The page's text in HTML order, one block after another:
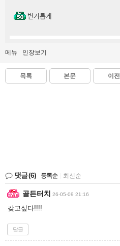
번거롭게
메뉴 인장보기
목록 본문 이전
댓글(6) 등록순 최신순
골든터치 26-05-09 21:16
갖고싶다!!!!
답글